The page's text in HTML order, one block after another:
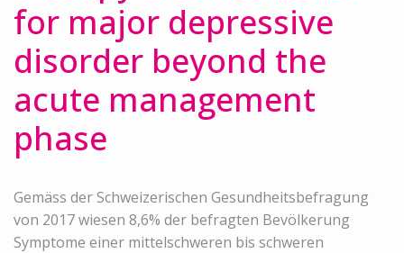
for major depressive
disorder beyond the
acute management
phase
Gemäss der Schweizerischen Gesundheitsbefragung
von 2017 wiesen 8,6% der befragten Bevölkerung
Symptome einer mittelschweren bis schweren